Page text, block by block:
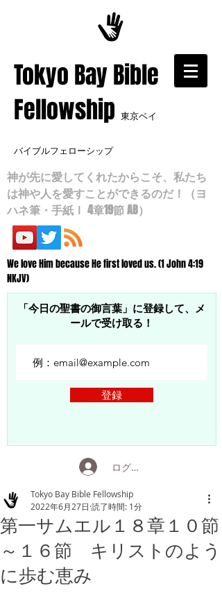
​Tokyo Bay Bible
Fellowship 東京ベイ
バイブルフェローシップ
神が先に愛してくれたからこそ、私たち
は神や人を愛すことができるのだ！（ヨ
ハネ筆・手紙Ⅰ 4章19節 AB）
We love Him because He first loved us. (1 John 4:19
NKJV)
「今日の聖書の御言葉」に登録して、メ
ールで受け取る！
登録
ログイン
第一サムエル１８章１０節
～１６節 キリストのよう
に歩む恵み
Tokyo Bay Bible Fellowship
2022年6月27日 読了時間: 1分